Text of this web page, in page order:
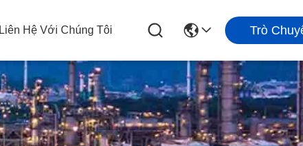
Liên Hệ Với Chúng Tôi Trò